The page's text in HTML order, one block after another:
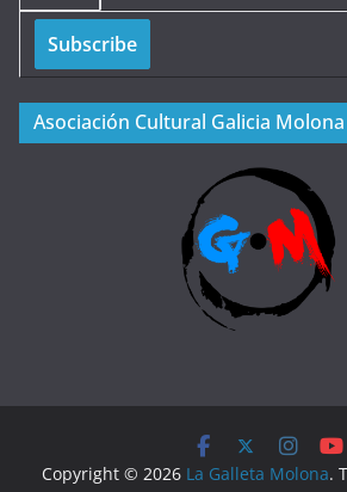
Asociación Cultural Galicia Molona
Copyright © 2026 La Galleta Molona.